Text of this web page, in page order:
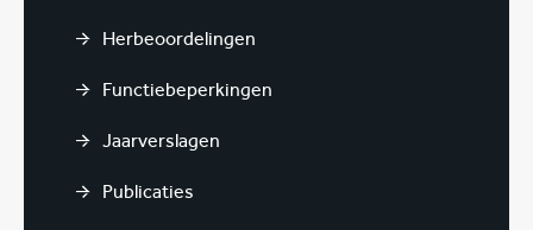
Herbeoordelingen
Functiebeperkingen
Jaarverslagen
Publicaties